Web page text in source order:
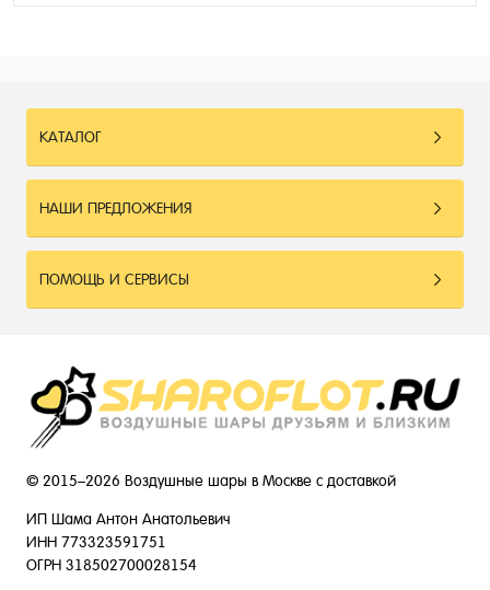
КАТАЛОГ
НАШИ ПРЕДЛОЖЕНИЯ
ПОМОЩЬ И СЕРВИСЫ
© 2015–2026 Воздушные шары в Москве с доставкой
ИП Шама Антон Анатольевич
ИНН 773323591751
ОГРН 318502700028154